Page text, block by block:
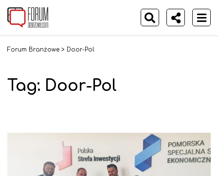
Forum Branżowe > Door-Pol
Tag: Door-Pol